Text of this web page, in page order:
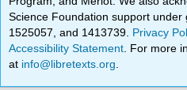
Science Foundation support under
1525057, and 1413739. Privacy
Accessibility Statement . For more
at info@libretexts.org